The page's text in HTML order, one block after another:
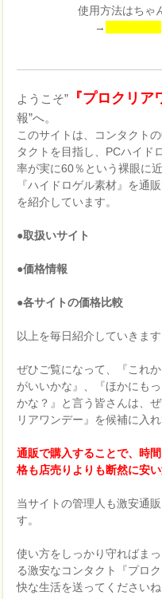
使用方法はちゃ
→
ようこそ” 『プロクリ
報”へ。
このサイトは、コンタクト
タクトを目指し、PCハイド
率が実に60％という裸眼に
『ハイドロゲル素材』を通
を紹介しています。
●取扱いサイト
●価格情報
●各サイトの価格比較
以上を毎日紹介していきます
ぜひご覧になって、『これ
がいいかな』、『ほかにも
かな？』と言う皆さんは、
リアワンデー』を候補に入
通販で購入することで、時
格も店売りよりも断然に安
当サイトの管理人も激安通
す。
使い方をしっかり守ればま
る激安なコンタクト『プロ
快な生活を送ってくださいね